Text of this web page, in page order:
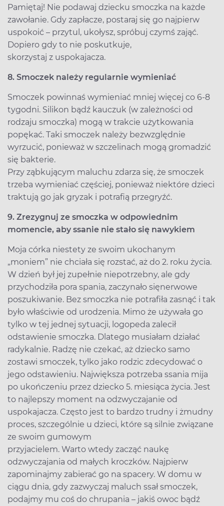
Pamiętaj! Nie podawaj dziecku smoczka na każde
zawołanie. Gdy zapłacze, postaraj się go najpierw
uspokoić – przytul, ukołysz, spróbuj czymś zająć.
Dopiero gdy to nie poskutkuje,
skorzystaj z uspokajacza.
8. Smoczek należy regularnie wymieniać
Smoczek powinnaś wymieniać mniej więcej co 6-8
tygodni. Silikon bądź kauczuk (w zależności od
rodzaju smoczka) mogą w trakcie użytkowania
popękać. Taki smoczek należy bezwzględnie
wyrzucić, ponieważ w szczelinach mogą gromadzić
się bakterie.
Przy ząbkującym maluchu zdarza się, że smoczek
trzeba wymieniać częściej, ponieważ niektóre dzieci
traktują go jak gryzak i potrafią przegryźć.
9. Zrezygnuj ze smoczka w odpowiednim
momencie, aby ssanie nie stało się nawykiem
Moja córka niestety ze swoim ukochanym
„moniem” nie chciała się rozstać, aż do 2. roku życia.
W dzień był jej zupełnie niepotrzebny, ale gdy
przychodziła pora spania, zaczynało sięnerwowe
poszukiwanie. Bez smoczka nie potrafiła zasnąć i tak
było właściwie od urodzenia. Mimo że używała go
tylko w tej jednej sytuacji, logopeda zalecił
odstawienie smoczka. Dlatego musiałam działać
radykalnie. Radzę nie czekać, aż dziecko samo
zostawi smoczek, tylko jako rodzic zdecydować o
jego odstawieniu. Największa potrzeba ssania mija
po ukończeniu przez dziecko 5. miesiąca życia. Jest
to najlepszy moment na odzwyczajanie od
uspokajacza. Często jest to bardzo trudny i żmudny
proces, szczególnie u dzieci, które są silnie związane
ze swoim gumowym
przyjacielem. Warto wtedy zacząć naukę
odzwyczajania od małych kroczków. Najpierw
zapominajmy zabierać go na spacery. W domu w
ciągu dnia, gdy zazwyczaj maluch ssał smoczek,
podajmy mu coś do chrupania – jakiś owoc bądź